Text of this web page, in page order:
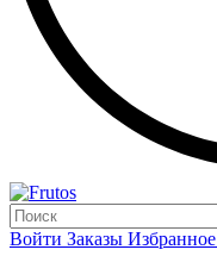
Войти Заказы Избранное